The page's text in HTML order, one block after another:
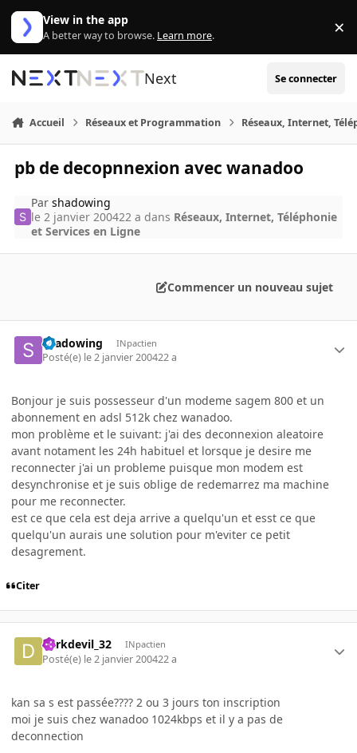
Aller au contenu
View in the app
A better way to browse. Learn more. ×
Next Se connecter
Accueil Réseaux et Programmation Réseaux, Internet,
pb de decopnnexion avec wanadoo
Parshadowing
le 2 janvier 200422 a dans Réseaux, Internet, Téléphonie
et Services en Ligne
Commencer un nouveau sujet
shadowing INpactien
Posté(e) le 2 janvier 200422 a
Bonjour je suis possesseur d'un modeme sagem 800 et un
abonnement en adsl 512k chez wanadoo.
mon problème et le suivant: j'ai des deconnexion aleatoire
avant notament les 24h habituel et lorsque je desire me
reconnecter j'ai un probleme puisque mon modem est
desynchronise et je suis oblige de redemarrez ma machine
pour me reconnecter.
est ce que cela est deja arrive a quelqu'un et esst ce que
quelqu'un aurais une solution pour m'eviter ce petit
desagrement.
Citer
darkdevil_32 INpactien
Posté(e) le 2 janvier 200422 a
kan sa s est passée???? 2 ou 3 jours ton inscription
moi je suis chez wanadoo 1024kbps et il y a pas de
deconnection